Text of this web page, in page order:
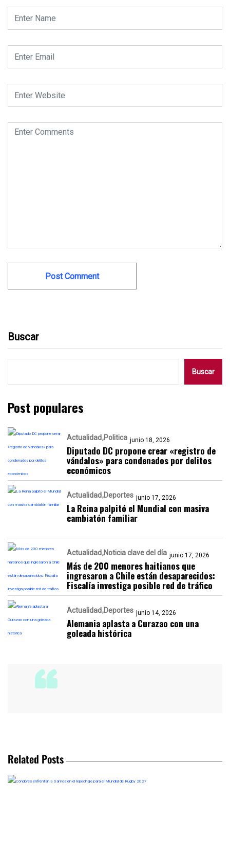
Buscar
Buscar
Post populares
Actualidad Politica junio 18, 2026
Diputado DC propone crear «registro de
vándalos» para condenados por delitos
económicos
Actualidad Deportes junio 17, 2026
La Reina palpitó el Mundial con masiva
cambiatón familiar
Actualidad Noticia clave del día junio 17, 2026
Más de 200 menores haitianos que
ingresaron a Chile están desaparecidos:
Fiscalía investiga posible red de tráfico
Actualidad Deportes junio 14, 2026
Alemania aplasta a Curazao con una
goleada histórica
Related Posts